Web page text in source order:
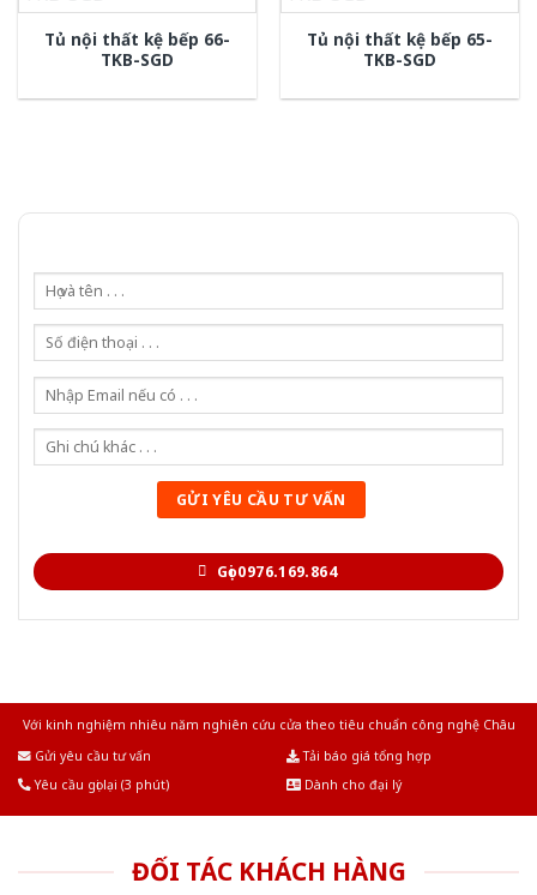
Tủ nội thất kệ bếp 66-
TKB-SGD
Tủ nội thất kệ bếp 65-
TKB-SGD
Gọi 0976.169.864
Với kinh nghiệm nhiêu năm nghiên cứu cửa theo tiêu chuẩn công nghệ Châu
Gửi yêu cầu tư vấn
Tải báo giá tổng hợp
Yêu cầu gọi lại (3 phút)
Dành cho đại lý
ĐỐI TÁC KHÁCH HÀNG